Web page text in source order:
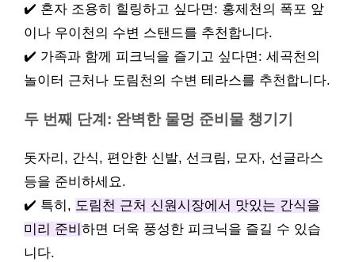
✔️ 혼자 조용히 힐링하고 싶다면: 홍제천의 폭포 앞
이나 우이천의 수변 스탠드를 추천합니다.
✔️ 가족과 함께 피크닉을 즐기고 싶다면: 세곡천의
놀이터 근처나 도림천의 수변 테라스를 추천합니다.
두 번째 단계: 완벽한 물멍 준비물 챙기기
돗자리, 간식, 편안한 신발, 선크림, 모자, 선글라스
등을 준비하세요.
✔️ 특히, 도림천 근처 신원시장에서 맛있는 간식을
미리 준비하면 더욱 풍성한 피크닉을 즐길 수 있습
니다.